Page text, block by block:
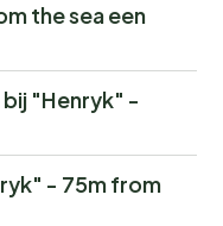
the sea een
bij "Henryk" -
- 75m from